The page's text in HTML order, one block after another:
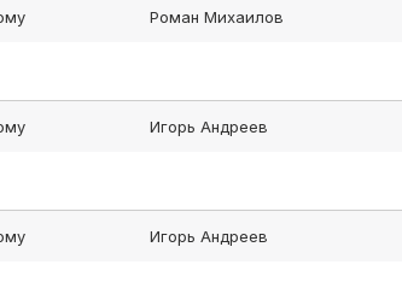
Роман Михаилов
Игорь Андреев
Игорь Андреев